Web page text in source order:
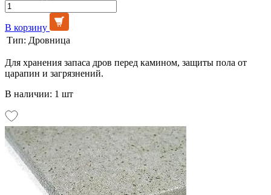
В корзину
Тип: Дровница
Для хранения запаса дров перед камином, защиты пола от
царапин и загрязнений.
В наличии: 1 шт